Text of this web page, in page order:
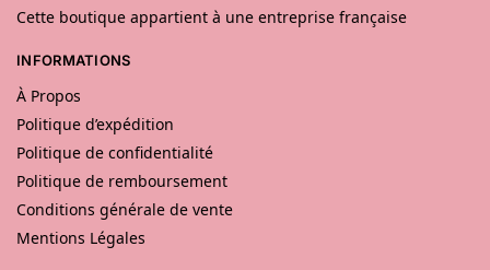
Cette boutique appartient à une entreprise française
INFORMATIONS
À Propos
Politique d’expédition
Politique de confidentialité
Politique de remboursement
Conditions générale de vente
Mentions Légales